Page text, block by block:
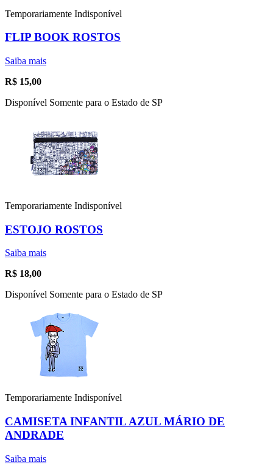
Temporariamente Indisponível
FLIP BOOK ROSTOS
Saiba mais
R$ 15,00
Disponível Somente para o Estado de SP
Temporariamente Indisponível
ESTOJO ROSTOS
Saiba mais
R$ 18,00
Disponível Somente para o Estado de SP
Temporariamente Indisponível
CAMISETA INFANTIL AZUL MÁRIO DE
ANDRADE
Saiba mais